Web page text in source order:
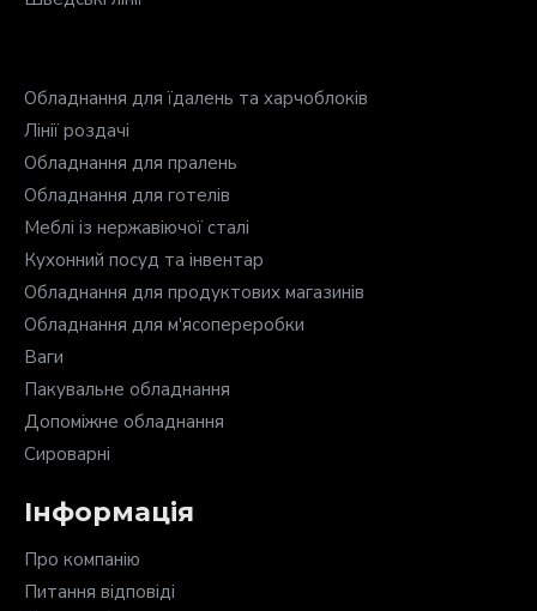
Обладнання для їдалень та харчоблоків
Лінії роздачі
Обладнання для пралень
Обладнання для готелів
Меблі із нержавіючої сталі
Кухонний посуд та інвентар
Обладнання для продуктових магазинів
Обладнання для м'ясопереробки
Ваги
Пакувальне обладнання
Допоміжне обладнання
Сироварні
Інформація
Про компанію
Питання відповіді